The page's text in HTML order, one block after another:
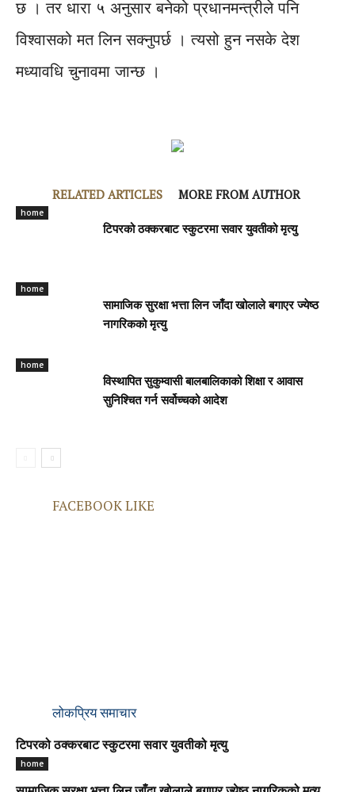
छ । तर धारा ५ अनुसार बनेको प्रधानमन्त्रीले पनि
विश्वासको मत लिन सक्नुपर्छ । त्यसो हुन नसके देश
मध्यावधि चुनावमा जान्छ ।
RELATED ARTICLES MORE FROM AUTHOR
home
टिपरको ठक्करबाट स्कुटरमा सवार युवतीको मृत्यु
home
सामाजिक सुरक्षा भत्ता लिन जाँदा खोलाले बगाएर ज्येष्ठ
नागरिकको मृत्यु
home
विस्थापित सुकुम्वासी बालबालिकाको शिक्षा र आवास
सुनिश्चित गर्न सर्वोच्चको आदेश
FACEBOOK LIKE
लोकप्रिय समाचार
टिपरको ठक्करबाट स्कुटरमा सवार युवतीको मृत्यु
home